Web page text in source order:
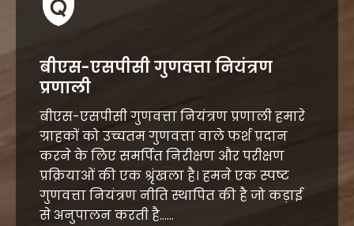
बीएस-एसपीसी गुणवत्ता नियंत्रण
प्रणाली
बीएस-एसपीसी गुणवत्ता नियंत्रण प्रणाली हमारे
ग्राहकों को उच्चतम गुणवत्ता वाले फर्श प्रदान
करने के लिए समर्पित निरीक्षण और परीक्षण
प्रक्रियाओं की एक श्रृंखला है। हमने एक स्पष्ट
गुणवत्ता नियंत्रण नीति स्थापित की है जो कड़ाई
से अनुपालन करती है......